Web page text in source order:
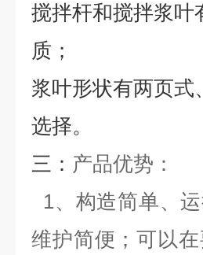
搅拌杆和搅拌浆叶
质；
浆叶形状有两页式
选择。
三： 产品优势：
1、构造简单、
维护简便；可以